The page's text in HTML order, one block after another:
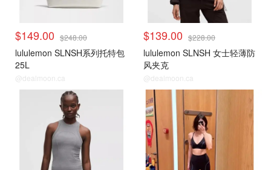
$149.00 $248.00
lululemon SLNSH系列托特包
25L
@dealmoon.ca
$139.00 $228.00
lululemon SLNSH 女士轻薄防
风夹克
@dealmoon.ca